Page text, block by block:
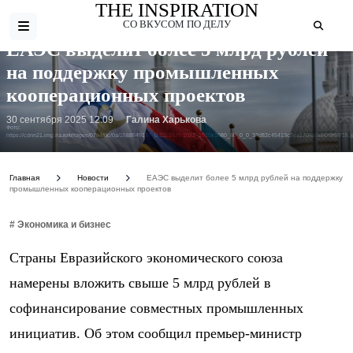
THE INSPIRATION
СО ВКУСОМ ПО ДЕЛУ
Фото:
https://cdnn21.img.ria.ru/images/07e4/0c/0a/
ЕАЭС выделит более 5 млрд рублей
на поддержку промышленных
кооперационных проектов
30 сентября 2025 12:09 Галина Харькова
Главная Новости
ЕАЭС выделит более 5 млрд рублей на поддержку
промышленных кооперационных проектов
# Экономика и бизнес
Страны Евразийского экономического союза
намерены вложить свыше 5 млрд рублей в
софинансирование совместных промышленных
инициатив. Об этом сообщил премьер-министр